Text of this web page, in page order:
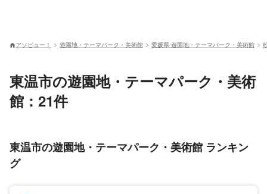
アソビュー！ 遊園地・テーマパーク・美術館 愛媛県 遊園地・テーマパーク・美術館
東温市の遊園地・テーマパーク・美術
館：21件
東温市の遊園地・テーマパーク・美術館 ランキン
グ